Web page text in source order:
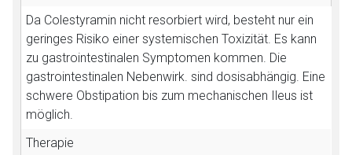
Da Colestyramin nicht resorbiert wird, besteht nur ein
geringes Risiko einer systemischen Toxizität. Es kann
zu gastrointestinalen Symptomen kommen. Die
gastrointestinalen Nebenwirk. sind dosisabhängig. Eine
schwere Obstipation bis zum mechanischen Ileus ist
möglich.
Therapie